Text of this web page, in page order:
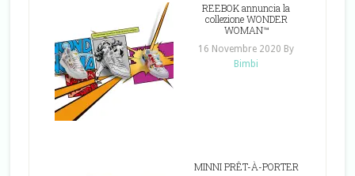
REEBOK annuncia la
collezione WONDER
WOMAN™
16 Novembre 2020 By
Bimbi
MINNI PRÊT-À-PORTER